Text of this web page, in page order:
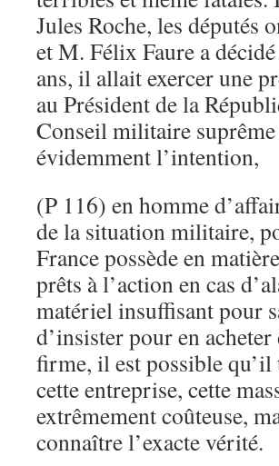
Jules Roche, les députés
et M. Félix Faure a
ans, il allait exercer une
au Président de la
Conseil militaire
évidemment l’intention,
(P 116) en homme
de la situation militaire,
France possède en
prêts à l’action en cas
matériel insuffisant pour
d’insister pour en
firme, il est possible
cette entreprise, cette
extrêmement coûteuse,
connaître l’exacte vérité.